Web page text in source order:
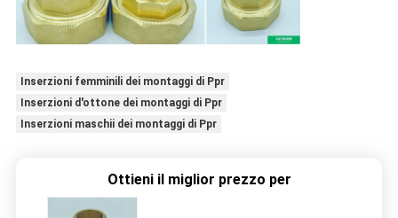
Inserzioni femminili dei montaggi di Ppr
Inserzioni d'ottone dei montaggi di Ppr
Inserzioni maschii dei montaggi di Ppr
Ottieni il miglior prezzo per